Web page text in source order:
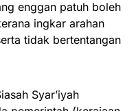
enggan patuh boleh
ingkar arahan
tidak bertentangan
Syar’iyah